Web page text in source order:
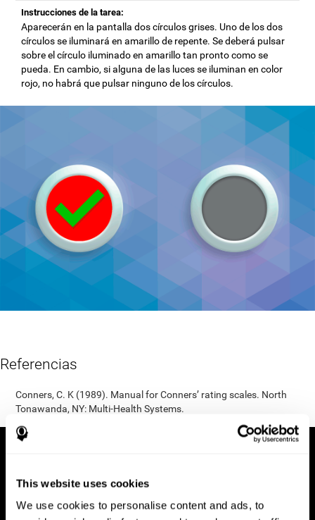
This website uses cookies
We use cookies to personalise content and ads, to
Instrucciones de la tarea:
Aparecerán en la pantalla dos círculos grises. Uno de los dos
círculos se iluminará en amarillo de repente. Se deberá pulsar
sobre el círculo iluminado en amarillo tan pronto como se
pueda. En cambio, si alguna de las luces se iluminan en color
rojo, no habrá que pulsar ninguno de los círculos.
Referencias
Conners, C. K (1989). Manual for Conners’ rating scales. North
Tonawanda, NY: Multi-Health Systems.